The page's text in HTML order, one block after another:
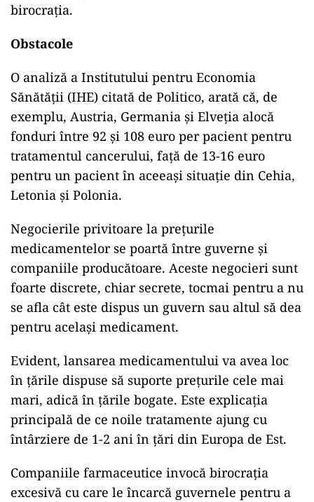
birocrația.
Obstacole
O analiză a Institutului pentru Economia
Sănătății (IHE) citată de Politico, arată că, de
exemplu, Austria, Germania și Elveția alocă
fonduri între 92 și 108 euro per pacient pentru
tratamentul cancerului, față de 13-16 euro
pentru un pacient în aceeași situație din Cehia,
Letonia și Polonia.
Negocierile privitoare la prețurile
medicamentelor se poartă între guverne și
companiile producătoare. Aceste negocieri sunt
foarte discrete, chiar secrete, tocmai pentru a nu
se afla cât este dispus un guvern sau altul să dea
pentru același medicament.
Evident, lansarea medicamentului va avea loc
în țările dispuse să suporte prețurile cele mai
mari, adică în țările bogate. Este explicația
principală de ce noile tratamente ajung cu
întârziere de 1-2 ani în țări din Europa de Est.
Companiile farmaceutice invocă birocrația
excesivă cu care le încarcă guvernele pentru a